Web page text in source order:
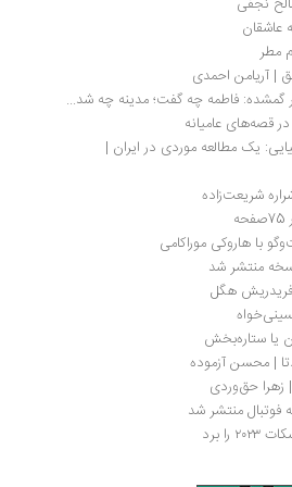
احمدی
فاطمه چه گفت؛ مدینه چه شد...
عامیانه
نگاهی به نظریه نظام آسیایی: یک مطالعه موردی در ایران |
موراکامی
هگل
آزموده
منتشر شد